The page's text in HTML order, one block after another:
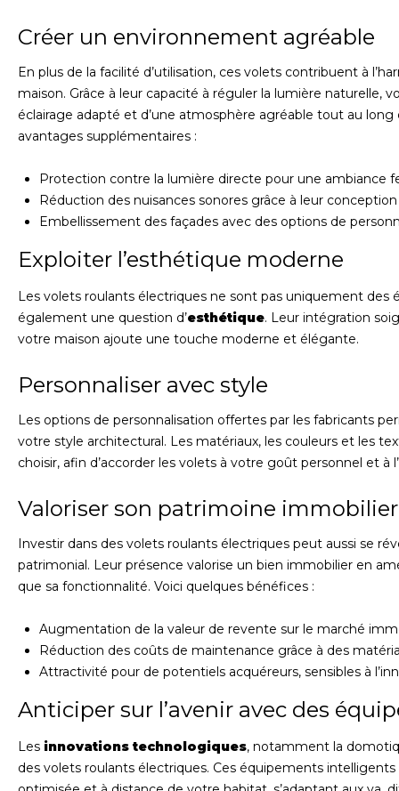
Créer un environnement agréable
En plus de la facilité d’utilisation, ces volets contribuent à
maison. Grâce à leur capacité à réguler la lumière naturelle,
éclairage adapté et d’une atmosphère agréable tout au long
avantages supplémentaires :
Protection contre la lumière directe pour une ambiance
Réduction des nuisances sonores grâce à leur
Embellissement des façades avec des options de
Exploiter l’esthétique moderne
Les volets roulants électriques ne sont pas uniquement des
également une question d’esthétique. Leur intégration
votre maison ajoute une touche moderne et élégante.
Personnaliser avec style
Les options de personnalisation offertes par les fabricants
votre style architectural. Les matériaux, les couleurs et les
choisir, afin d’accorder les volets à votre goût personnel et à
Valoriser son patrimoine immobilier
Investir dans des volets roulants électriques peut aussi se
patrimonial. Leur présence valorise un bien immobilier en
que sa fonctionnalité. Voici quelques bénéfices :
Augmentation de la valeur de revente sur le marché
Réduction des coûts de maintenance grâce à des
Attractivité pour de potentiels acquéreurs, sensibles à
Anticiper sur l’avenir avec des
Les innovations technologiques, notamment la
des volets roulants électriques. Ces équipements